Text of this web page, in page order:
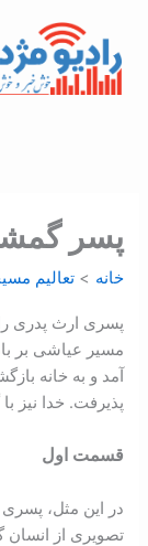
محتوا
پسر
خانه تعالیم
پسری ارث پدری
مسیر عیاشی بر
آمد و به خانه
پذیرفت. خدا نیز
قسمت اول
در اين مثل،
تصويری از انسان